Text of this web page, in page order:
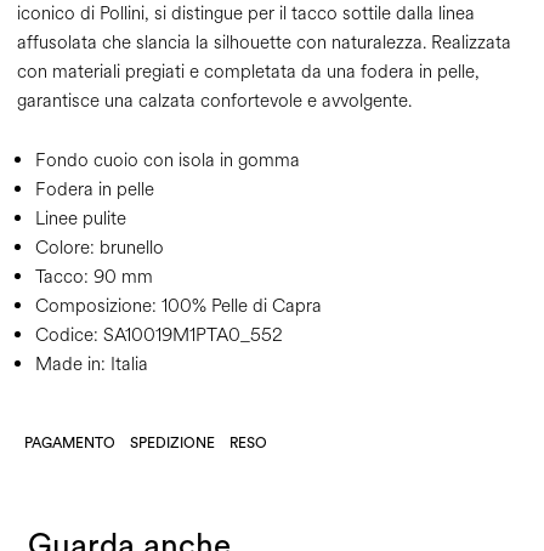
iconico di Pollini, si distingue per il tacco sottile dalla linea
affusolata che slancia la silhouette con naturalezza. Realizzata
con materiali pregiati e completata da una fodera in pelle,
garantisce una calzata confortevole e avvolgente.
Fondo cuoio con isola in gomma
Fodera in pelle
Linee pulite
Colore: brunello
Tacco: 90 mm
Composizione: 100% Pelle di Capra
Codice: SA10019M1PTA0_552
Made in: Italia
PAGAMENTO SPEDIZIONE RESO